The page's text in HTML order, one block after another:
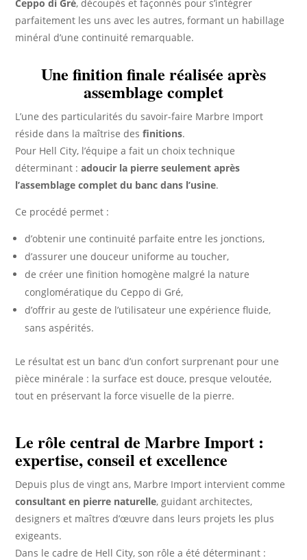
Ceppo di Gré, découpés et façonnés pour s’intégrer
parfaitement les uns avec les autres, formant un habillage
minéral d’une continuité remarquable.
Une finition finale réalisée après
assemblage complet
L’une des particularités du savoir-faire Marbre Import
réside dans la maîtrise desfinitions.
Pour Hell City, l’équipe a fait un choix technique
déterminant :adoucir la pierre seulement après
l’assemblage complet du banc dans l’usine.
Ce procédé permet :
d’obtenir une continuité parfaite entre les jonctions,
d’assurer une douceur uniforme au toucher,
de créer une finition homogène malgré la nature
conglomératique du Ceppo di Gré,
d’offrir au geste de l’utilisateur une expérience fluide,
sans aspérités.
Le résultat est un banc d’un confort surprenant pour une
pièce minérale : la surface est douce, presque veloutée,
tout en préservant la force visuelle de la pierre.
Le rôle central de Marbre Import :
expertise, conseil et excellence
Depuis plus de vingt ans, Marbre Import intervient comme
consultant en pierre naturelle, guidant architectes,
designers et maîtres d’œuvre dans leurs projets les plus
exigeants.
Dans le cadre de Hell City, son rôle a été déterminant :